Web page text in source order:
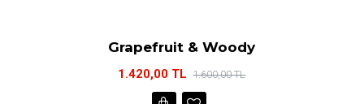
Grapefruit & Woody
1.420,00 TL 1.600,00 TL